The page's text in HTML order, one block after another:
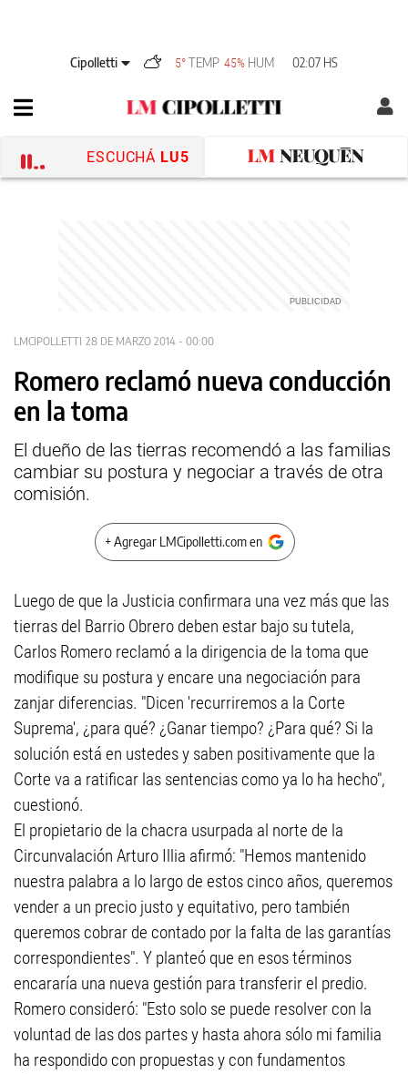
Cipolletti 5°TEMP 45% HUM 02:07 HS
ESCUCHÁ LU5
LMCIPOLLETTI 28 DE MARZO 2014 - 00:00
Romero reclamó nueva conducción
en la toma
El dueño de las tierras recomendó a las familias
cambiar su postura y negociar a través de otra
comisión.
+ Agregar LMCipolletti.com en
Luego de que la Justicia confirmara una vez más que las
tierras del Barrio Obrero deben estar bajo su tutela,
Carlos Romero reclamó a la dirigencia de la toma que
modifique su postura y encare una negociación para
zanjar diferencias. "Dicen 'recurriremos a la Corte
Suprema', ¿para qué? ¿Ganar tiempo? ¿Para qué? Si la
solución está en ustedes y saben positivamente que la
Corte va a ratificar las sentencias como ya lo ha hecho",
cuestionó.
El propietario de la chacra usurpada al norte de la
Circunvalación Arturo Illia afirmó: "Hemos mantenido
nuestra palabra a lo largo de estos cinco años, queremos
vender a un precio justo y equitativo, pero también
queremos cobrar de contado por la falta de las garantías
correspondientes". Y planteó que en esos términos
encararía una nueva gestión para transferir el predio.
Romero consideró: "Esto solo se puede resolver con la
voluntad de las dos partes y hasta ahora sólo mi familia
ha respondido con propuestas y con fundamentos